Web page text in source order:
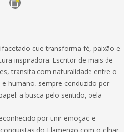
que transforma fé, paixão e
inspiradora. Escritor de mais de
transita com naturalidade entre o
humano, sempre conduzido por
a busca pelo sentido, pela
por unir emoção e
do Flamengo com o olhar